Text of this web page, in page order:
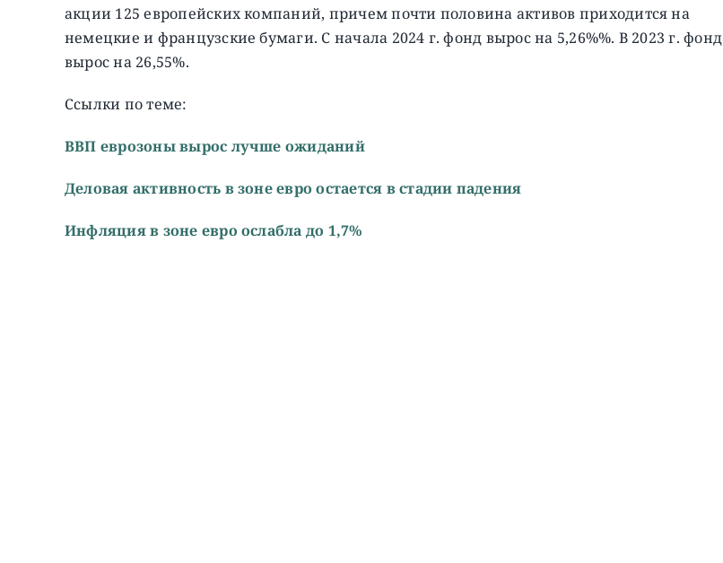
акции 125 европейских компаний, причем почти половина активов приходится на
немецкие и французские бумаги. C начала 2024 г. фонд вырос на 5,26%%. В 2023 г. фонд
вырос на 26,55%.
Ссылки по теме:
ВВП еврозоны вырос лучше ожиданий
Деловая активность в зоне евро остается в стадии падения
Инфляция в зоне евро ослабла до 1,7%